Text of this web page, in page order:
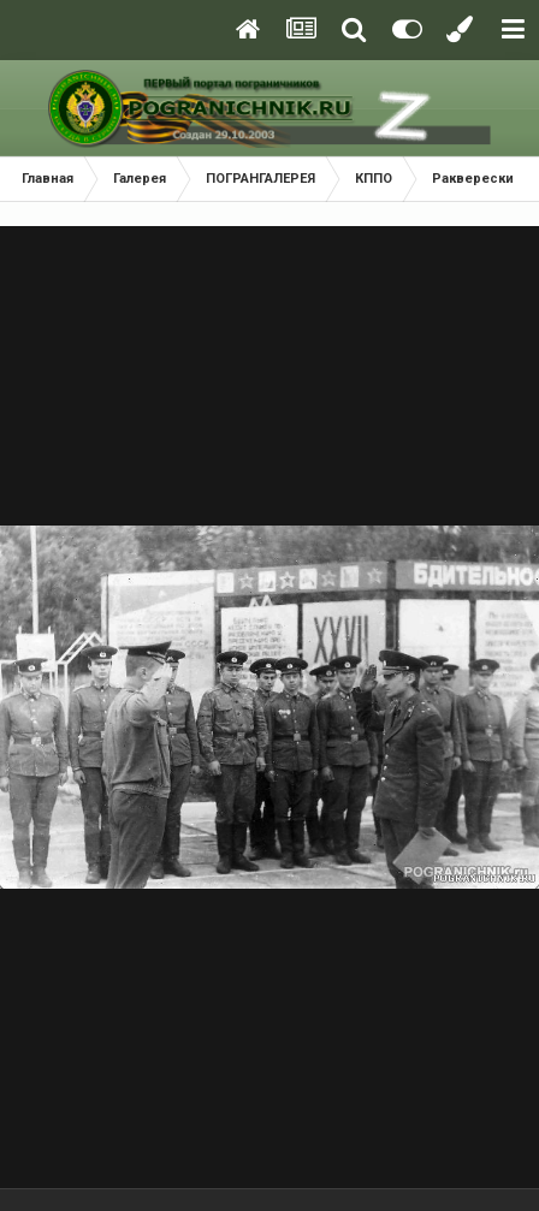
Главная Галерея ПОГРАНГАЛЕРЕЯ КППО Раквереский